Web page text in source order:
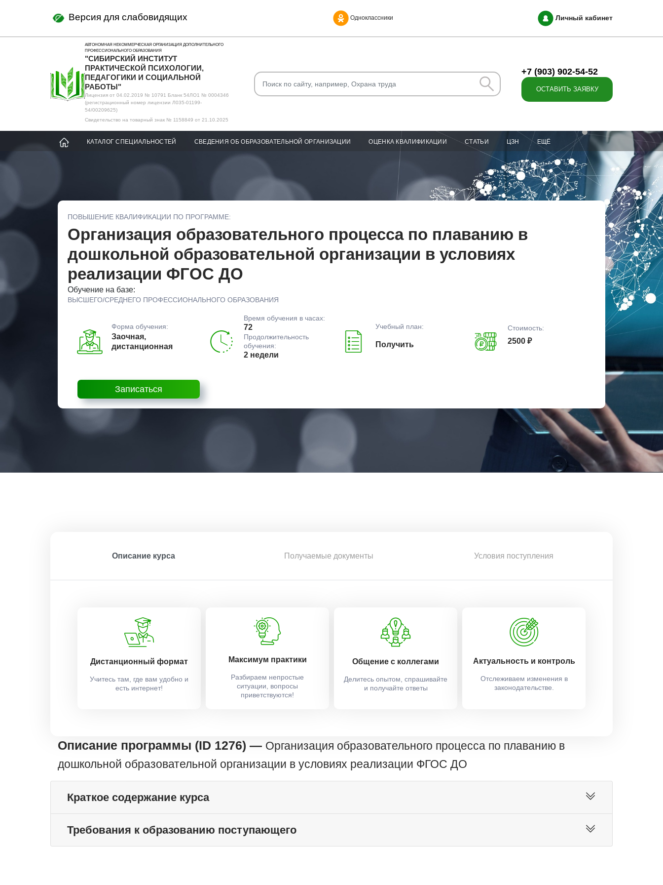
Версия для слабовидящих Одноклассники Личный кабинет
АВТОНОМНАЯ НЕКОММЕРЧЕСКАЯ ОРГАНИЗАЦИЯ ДОПОЛНИТЕЛЬНОГО
ПРОФЕССИОНАЛЬНОГО ОБРАЗОВАНИЯ
"СИБИРСКИЙ ИНСТИТУТ
ПРАКТИЧЕСКОЙ ПСИХОЛОГИИ,
ПЕДАГОГИКИ И СОЦИАЛЬНОЙ
РАБОТЫ"
Лицензия от 04.02.2019 № 10791 Бланк 54ЛО1 № 0004346
(регистрационный номер лицензии Л035-01199-
54/00209625)
Свидетельство на товарный знак № 1158849 от 21.10.2025
+7 (903) 902-54-52
ОСТАВИТЬ ЗАЯВКУ
КАТАЛОГ СПЕЦИАЛЬНОСТЕЙ СВЕДЕНИЯ ОБ ОБРАЗОВАТЕЛЬНОЙ ОРГАНИЗАЦИИ ОЦЕНКА КВАЛИФИКАЦИИ СТАТЬИ ЦЗН ЕЩЁ
ПОВЫШЕНИЕ КВАЛИФИКАЦИИ ПО ПРОГРАММЕ:
Организация образовательного процесса по плаванию в
дошкольной образовательной организации в условиях
реализации ФГОС ДО
Обучение на базе:
ВЫСШЕГО/СРЕДНЕГО ПРОФЕССИОНАЛЬНОГО ОБРАЗОВАНИЯ
Форма обучения:
Заочная,
дистанционная
Время обучения в часах:
72
Продолжительность
обучения:
2 недели
Учебный план:
Получить
Стоимость:
2500 ₽
Записаться
Описание курса Получаемые документы Условия поступления
Дистанционный формат
Учитесь там, где вам удобно и
есть интернет!
Максимум практики
Разбираем непростые
ситуации, вопросы
приветствуются!
Общение с коллегами
Делитесь опытом, спрашивайте
и получайте ответы
Актуальность и контроль
Отслеживаем изменения в
законодательстве.
Описание программы (ID 1276) — Организация образовательного процесса по плаванию в
дошкольной образовательной организации в условиях реализации ФГОС ДО
Краткое содержание курса
Требования к образованию поступающего